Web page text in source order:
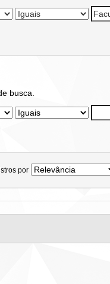
busca.
por